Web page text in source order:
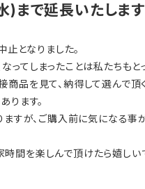
で延長いたします
となりました。
てしまったことは私たちもと
品を見て、納得して選んで頂
ります。
すが、ご購入前に気になる事
を楽しんで頂けたら嬉しいで